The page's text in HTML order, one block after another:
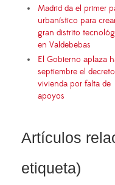
Madrid da el primer
urbanístico para
gran distrito
en Valdebebas
El Gobierno aplaza
septiembre el
vivienda por falta de
apoyos
Artículos
etiqueta)